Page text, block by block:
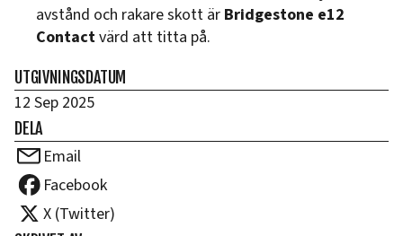
avstånd och rakare skott är Bridgestone e12
Contactvärd att titta på.
UTGIVNINGSDATUM
12 Sep 2025
DELA
Email
Facebook
X (Twitter)